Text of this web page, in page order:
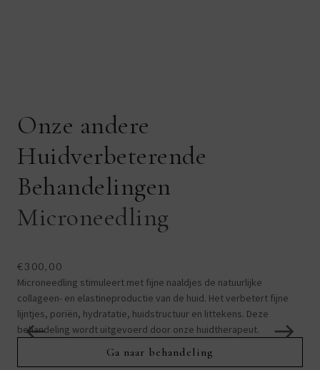
Onze andere
Huidverbeterende
Behandelingen
Microneedling
€300,00
Microneedling stimuleert met fijne naaldjes de natuurlijke
collageen- en elastineproductie van de huid. Het verbetert fijne
lijntjes, poriën, hydratatie, huidstructuur en littekens. Deze
behandeling wordt uitgevoerd door onze huidtherapeut.
Ga naar behandeling